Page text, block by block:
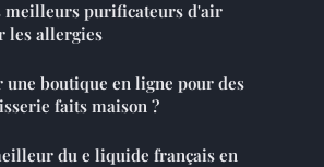
meilleurs purificateurs d'air
les allergies
une boutique en ligne pour des
faits maison ?
du e liquide français en